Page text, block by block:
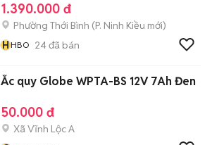
1.390.000 đ
Phường Thới Bình (P. Ninh Kiều mới)
HHBO 24đã bán
Ắc quy Globe WPTA-BS 12V 7Ah Đen
50.000 đ
Xã Vĩnh Lộc A